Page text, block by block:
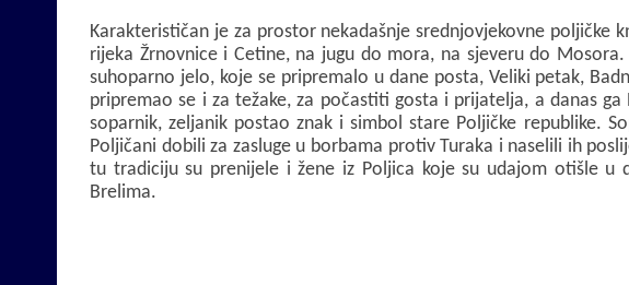
Karakterističan je za prostor nekadašnje srednjovjekovne poljičke
rijeka Žrnovnice i Cetine, na jugu do mora, na sjeveru do
suhoparno jelo, koje se pripremalo u dane posta, Veliki petak,
pripremao se i za težake, za počastiti gosta i prijatelja, a danas
soparnik, zeljanik postao znak i simbol stare Poljičke republike.
Poljičani dobili za zasluge u borbama protiv Turaka i naselili ih
tu tradiciju su prenijele i žene iz Poljica koje su udajom otišle u
Brelima.